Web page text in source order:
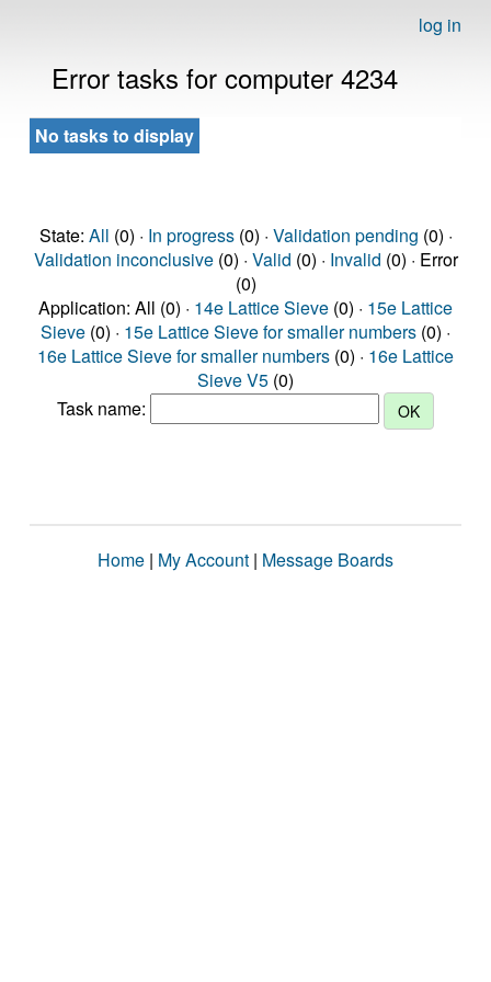
log in
Error tasks for computer 4234
No tasks to display
State: All (0) · In progress(0) · Validation pending (0) ·
Validation inconclusive(0) · Valid (0) · Invalid (0) · Error
(0)
Application: All (0) · 14e Lattice Sieve (0) · 15e Lattice
Sieve (0) · 15e Lattice Sieve for smaller numbers (0) ·
16e Lattice Sieve for smaller numbers (0) · 16e Lattice
Sieve V5 (0)
Task name:
Home | My Account | Message Boards